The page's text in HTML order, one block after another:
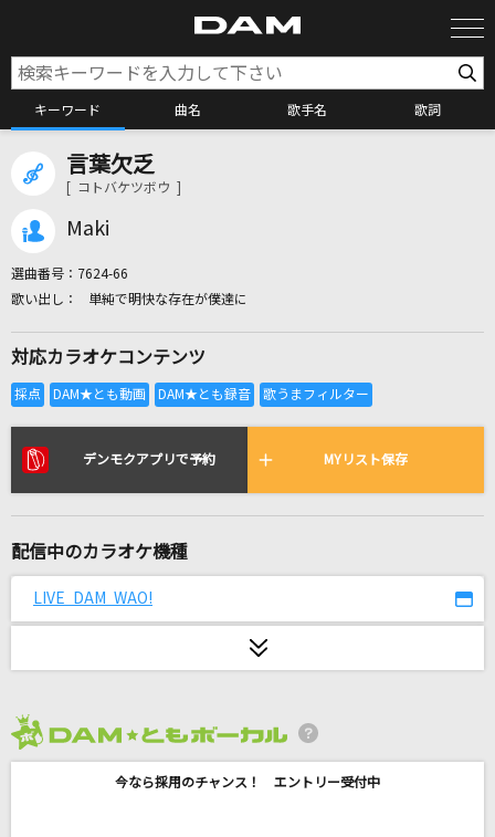
キーワード 曲名 歌手名 歌詞
全国りれき
リアルタイムで歌われている曲の一覧
Brad Kane & Lea Salonga
隣で
あいみょん
勝って泣こうゼッ!(アニメオープニングVer.)
言葉欠乏
[ コトバケツボウ ]
Maki
選曲番号： 7624-66
単純で明快な存在が僕達に
対応カラオケコンテンツ
デンモクアプリで予約 MYリスト保存
配信中のカラオケ機種
LIVE DAM WAO!
今なら採用のチャンス！ エントリー受付中